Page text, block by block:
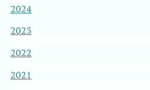
2024
2023
2022
2021